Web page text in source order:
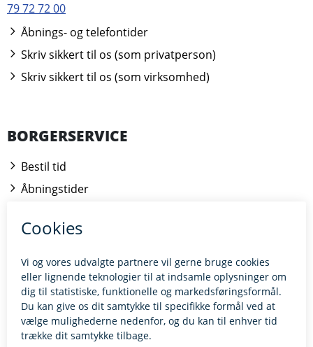
79 72 72 00
Åbnings- og telefontider
Skriv sikkert til os (som privatperson)
Skriv sikkert til os (som virksomhed)
BORGERSERVICE
Bestil tid
Åbningstider
Kontakt borgerrådgiveren
BILLUND.DK
Tilgængelighedserklæring
Giv feedback til hjemmesiden